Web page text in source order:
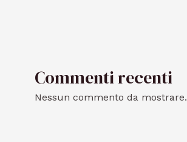
Commenti recenti
Nessun commento da mostrare.